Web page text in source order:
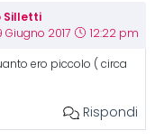
Silletti
Giugno 2017 12:22 pm
ero piccolo ( circa
Rispondi